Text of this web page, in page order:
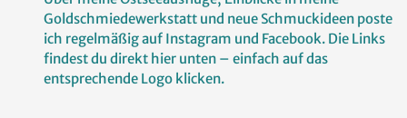
Goldschmiedewerkstatt und neue Schmuckideen poste
ich regelmäßig auf Instagram und Facebook. Die Links
findest du direkt hier unten – einfach auf das
entsprechende Logo klicken.